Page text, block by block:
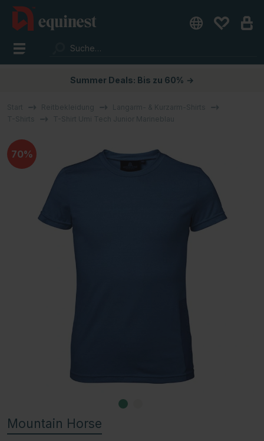
Summer Deals: Bis zu 60% →
70%
Mountain Horse